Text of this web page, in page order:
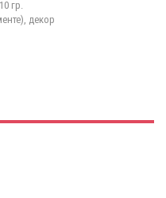
гр.
декор